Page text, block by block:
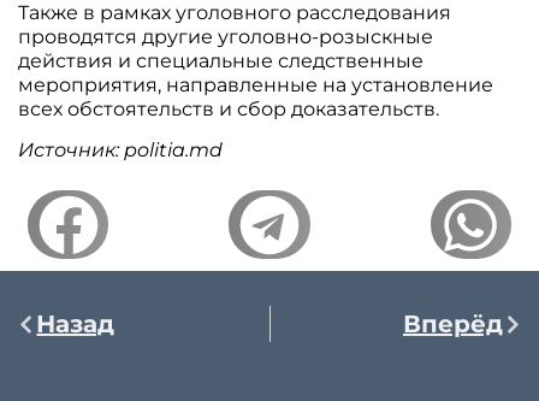
Также в рамках уголовного расследования
проводятся другие уголовно-розыскные
действия и специальные следственные
мероприятия, направленные на установление
всех обстоятельств и сбор доказательств.
Источник: politia.md
Назад Вперёд